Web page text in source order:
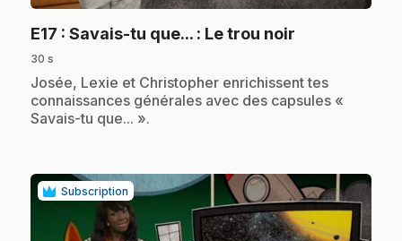
E17 : Savais-tu que... : Le trou noir
30 s
.Josée, Lexie et Christopher enrichissent tes
connaissances générales avec des capsules «
Savais-tu que... ».
Subscription